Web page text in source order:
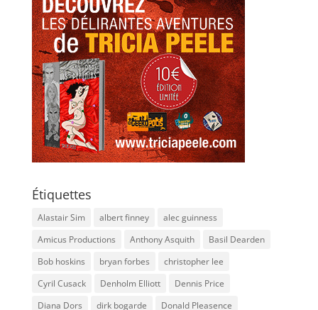
Étiquettes
Alastair Sim albert finney
alec guinness
Amicus Productions
Anthony Asquith
Basil Dearden
Bob hoskins
bryan forbes
christopher lee
Cyril Cusack
Denholm Elliott
Dennis Price
Diana Dors
dirk bogarde
Donald Pleasence